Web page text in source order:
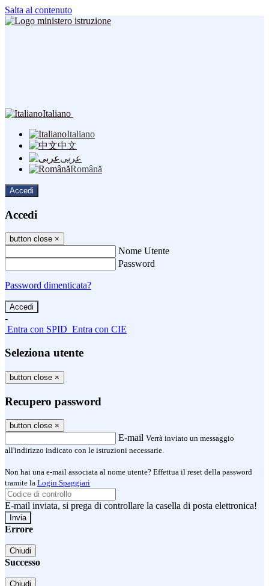
Salta al contenuto
Italiano
Italiano
中文
عربى
Română
Accedi
Accedi
button close ×
Nome Utente
Password
Password dimenticata?
-
Entra con SPID Entra con CIE
Seleziona utente
button close ×
Recupero password
button close ×
E-mail Verrà inviato un messaggio
all'indirizzo indicato con le istruzioni necessarie.
Non hai una e-mail associata al nome utente? Effettua il reset della password
tramite la Login Spaggiari
E-mail inviata, si prega di controllare la casella di posta elettronica!
Errore
Chiudi
Successo
Chiudi